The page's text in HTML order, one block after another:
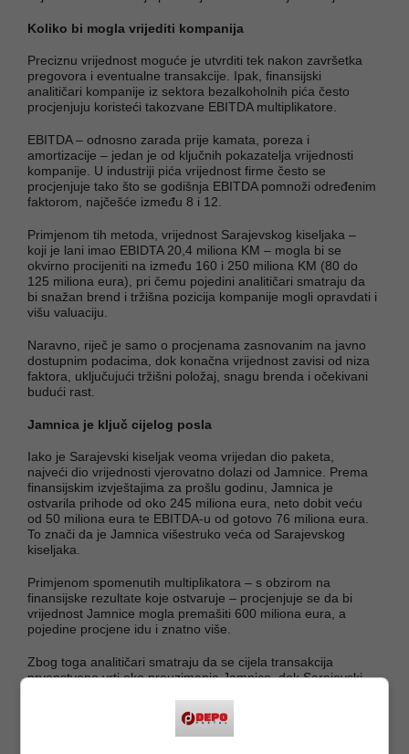
Koliko bi mogla vrijediti kompanija
Preciznu vrijednost moguće je utvrditi tek nakon završetka
pregovora i eventualne transakcije. Ipak, finansijski
analitičari kompanije iz sektora bezalkoholnih pića često
procjenjuju koristeći takozvane EBITDA multiplikatore.
EBITDA – odnosno zarada prije kamata, poreza i
amortizacije – jedan je od ključnih pokazatelja vrijednosti
kompanije. U industriji pića vrijednost firme često se
procjenjuje tako što se godišnja EBITDA pomnoži određenim
faktorom, najčešće između 8 i 12.
Primjenom tih metoda, vrijednost Sarajevskog kiseljaka –
koji je lani imao EBIDTA 20,4 miliona KM – mogla bi se
okvirno procijeniti na između 160 i 250 miliona KM (80 do
125 miliona eura), pri čemu pojedini analitičari smatraju da
bi snažan brend i tržišna pozicija kompanije mogli opravdati i
višu valuaciju.
Naravno, riječ je samo o procjenama zasnovanim na javno
dostupnim podacima, dok konačna vrijednost zavisi od niza
faktora, uključujući tržišni položaj, snagu brenda i očekivani
budući rast.
Jamnica je ključ cijelog posla
Iako je Sarajevski kiseljak veoma vrijedan dio paketa,
najveći dio vrijednosti vjerovatno dolazi od Jamnice. Prema
finansijskim izvještajima za prošlu godinu, Jamnica je
ostvarila prihode od oko 245 miliona eura, neto dobit veću
od 50 miliona eura te EBITDA-u od gotovo 76 miliona eura.
To znači da je Jamnica višestruko veća od Sarajevskog
kiseljaka.
Primjenom spomenutih multiplikatora – s obzirom na
finansijske rezultate koje ostvaruje – procjenjuje se da bi
vrijednost Jamnice mogla premašiti 600 miliona eura, a
pojedine procjene idu i znatno više.
Zbog toga analitičari smatraju da se cijela transakcija
prvenstveno vrti oko preuzimanja Jamnice, dok Sarajevski
Paket uključuje i MG Mivelu iz Srbije te Jamnicu Ljubljana iz
Slovenije, ali je riječ o manjim kompanijama u poređenju sa